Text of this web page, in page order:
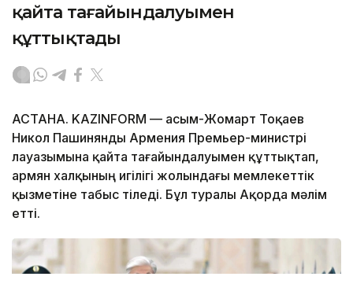
қайта тағайындалуымен
құттықтады
АСТАНА. KAZINFORM — Қасым-Жомарт Тоқаев
Никол Пашинянды Армения Премьер-министрі
лауазымына қайта тағайындалуымен құттықтап,
армян халқының игілігі жолындағы мемлекеттік
қызметіне табыс тіледі. Бұл туралы Ақорда мәлім
етті.